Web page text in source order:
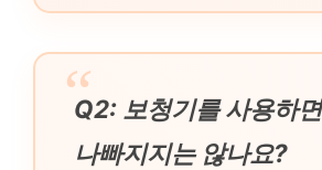
Q2: 보청기를 사용하
나빠지지는 않나요?